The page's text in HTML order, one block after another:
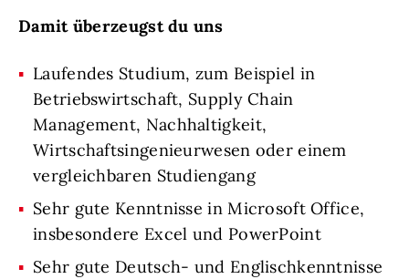
Damit überzeugst du uns
Laufendes Studium, zum Beispiel in
Betriebswirtschaft, Supply Chain
Management, Nachhaltigkeit,
Wirtschaftsingenieurwesen oder einem
vergleichbaren Studiengang
Sehr gute Kenntnisse in Microsoft Office,
insbesondere Excel und PowerPoint
Sehr gute Deutsch- und Englischkenntnisse